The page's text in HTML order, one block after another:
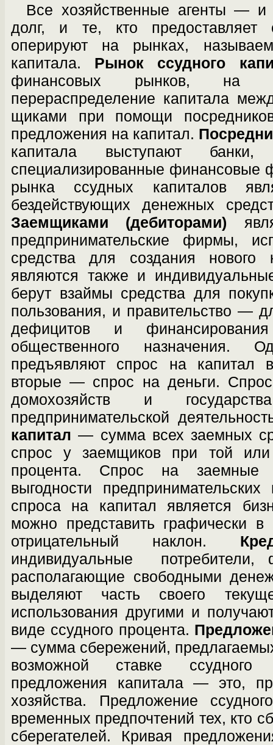
Все хозяйственные агенты — и
долг, и те, кто предоставляет
оперируют на рын­ках,
капитала. Рынок ссудного
финансовых рынков, на
перераспределение капитала
щиками при помощи
предложения на капитал.
капи­тала выступают
специализированные фи­нансовые
рынка ссудных капиталов
бездействующих денежных
Заемщиками (дебиторами)
предпринимательские фирмы,
средства для создания нового
являются также и
берут взаймы средства для
пользования, и пра­вительство —
дефицитов и
общественного назначения.
предъявляют спрос на
вторые — спрос на деньги.
домохозяйств и
предпринимательской
капитал — сумма всех заемных
спрос у заемщиков при той или
процента. Спрос на заемные
выгодности
спро­са на капитал является
можно пред­ставить графически
отрицательный на­клон.
индивидуальные потребители,
располагающие свободными
выделяют часть своего
использования другими и
виде ссудного процента.
— сумма сбе­режений,
возможной став­ке ссудного
предложения капитала — это,
хозяйства. Предложение
временных предпочтений тех, кто
сберегателей. Кривая